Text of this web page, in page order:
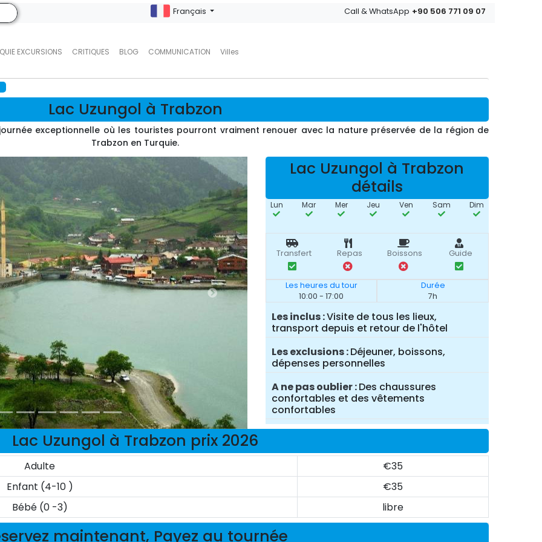
EXCURSIONS CRITIQUES BLOG COMMUNICATION Villes
Français Call & WhatsApp +90 506 771 09 07
Lac Uzungol à Trabzon
exceptionnelle où les touristes pourront vraiment renouer avec la nature préservée de la région de
Trabzon en Turquie.
Lac Uzungol à Trabzon
détails
Lun Mar Mer Jeu Ven Sam Dim
Transfert Repas Boissons Guide
Les heures du tour
10:00 - 17:00
Durée
7h
Les inclus Visite de tous les lieux,
transport depuis et retour de l'hôtel
Les exclusions Déjeuner, boissons,
dépenses personnelles
A ne pas oublier Des chaussures
confortables et des vêtements
confortables
Lac Uzungol à Trabzon prix 2026
Adulte
€35
Enfant (4-10 )
€35
Bébé (0 -3)
libre
maintenant, Payez au tournée